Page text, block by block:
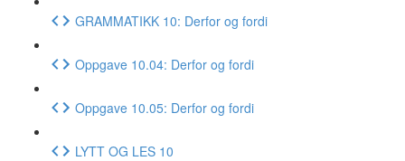
GRAMMATIKK 10: Derfor og fordi
Oppgave 10.04: Derfor og fordi
Oppgave 10.05: Derfor og fordi
LYTT OG LES 10